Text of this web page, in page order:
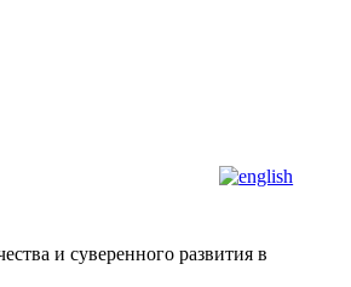
и суверенного развития в